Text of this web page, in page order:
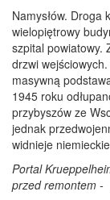
Namysłów.
wielopiętrowy
szpital powiatowy.
drzwi
masywną
1945 roku
przybyszów ze
jednak
widnieje
Portal
przed remontem -